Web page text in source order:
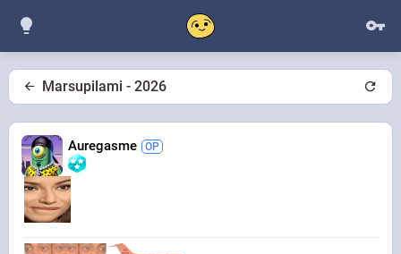
Marsupilami - 2026
Auregasme